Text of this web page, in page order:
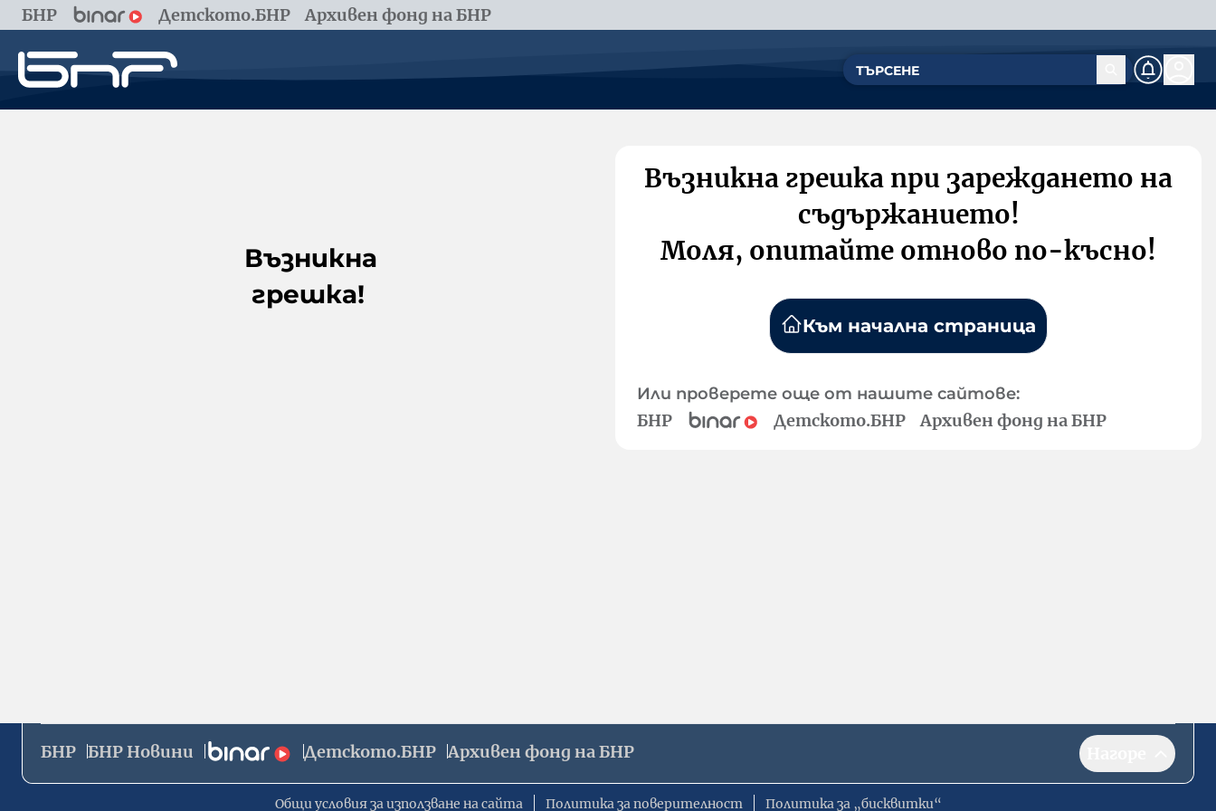
БНР Детското.БНР Архивен фонд на БНР
Възникна
грешка!
Възникна грешка при зареждането на
съдържанието!
Моля, опитайте отново по-късно!
Към начална страница
Или проверете още от нашите сайтове:
БНР Детското.БНР Архивен фонд на БНР
БНР БНР Новини Детското.БНР Архивен фонд на БНР
Общи условия за използване на сайта Политика за поверителност Политика за „бисквитки“